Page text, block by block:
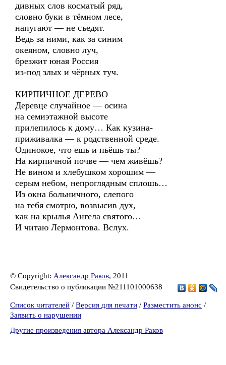
дивных слов косматый ряд,
словно буки в тёмном лесе,
напугают — не съедят.
Ведь за ними, как за синим
океяном, словно луч,
брезжит юная Россия
из-под злых и чёрных туч.
КИРПИЧНОЕ ДЕРЕВО
Деревце случайное — осина
на семиэтажной высоте
прилепилось к дому… Как кузина-
приживалка — к родственной среде.
Одинокое, что ешь и пьёшь ты?
На кирпичной почве — чем живёшь?
Не вином и хлебушком хорошим —
серым небом, непроглядным сплошь…
Из окна больничного, слепого
на тебя смотрю, возвысив дух,
как на крылья Ангела святого…
И читаю Лермонтова. Вслух.
© Copyright: Александр Раков, 2011
Свидетельство о публикации №211101000638
Список читателей / Версия для печати / Разместить анонс /
Заявить о нарушении
Другие произведения автора Александр Раков